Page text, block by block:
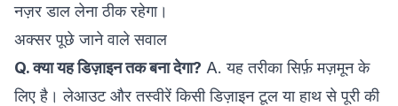
नज़र डाल लेना ठीक रहेगा।
अक्सर पूछे जाने वाले सवाल
Q. क्या यह डिज़ाइन तक बना देगा? A. यह तरीका सिर्फ़ मज़मून के
लिए है। लेआउट और तस्वीरें किसी डिज़ाइन टूल या हाथ से पूरी की